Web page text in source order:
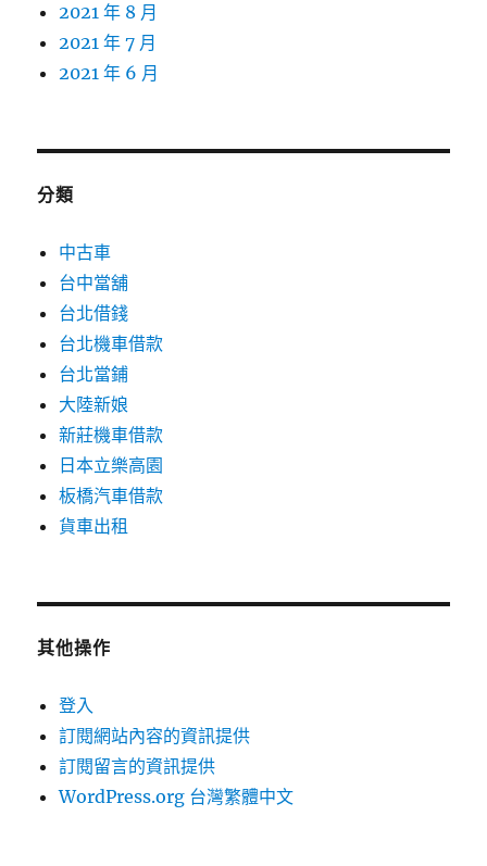
2021 年 8 月
2021 年 7 月
2021 年 6 月
分類
中古車
台中當舖
台北借錢
台北機車借款
台北當鋪
大陸新娘
新莊機車借款
日本立樂高園
板橋汽車借款
貨車出租
其他操作
登入
訂閱網站內容的資訊提供
訂閱留言的資訊提供
WordPress.org 台灣繁體中文